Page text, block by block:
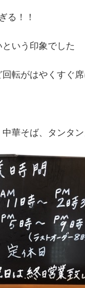
る！！
いう印象でした
転がはやくすぐ席
華そば、タンタ